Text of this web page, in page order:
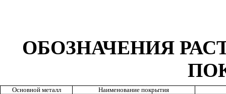
ОБОЗНАЧЕНИЯ
Основной металл
Наименование покрытия